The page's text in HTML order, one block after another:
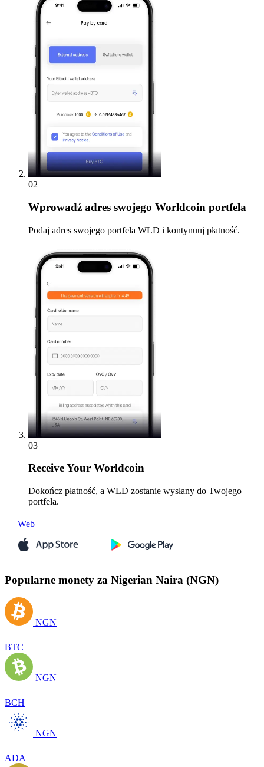
02
Wprowadź adres swojego Worldcoin portfela
Podaj adres swojego portfela WLD i kontynuuj płatność.
03
ReceiveYour Worldcoin
Dokończ płatność, a WLD zostanie wysłany do Twojego
portfela.
Web
Popularne monety za Nigerian Naira (NGN)
NGN
BTC
NGN
BCH
NGN
ADA